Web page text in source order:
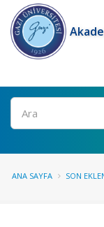
Ara
ANA SAYFA SON